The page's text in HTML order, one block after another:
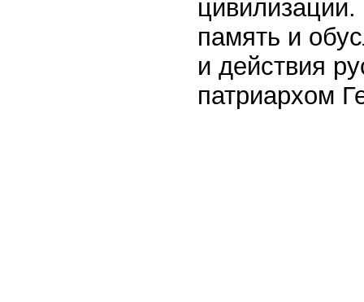
память и
и действия
патриархом